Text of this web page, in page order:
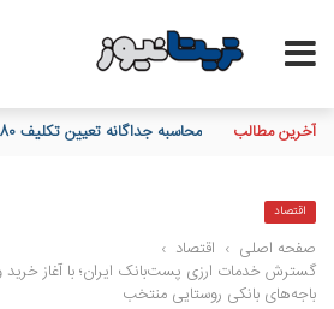
آخرین مطالب پیام مدیرعامل بانک توسعه تعاون به مناسبت 15
اقتصاد
صفحه اصلی › اقتصاد ›
گسترش خدمات ارزی پست‌بانک ایران؛ با آغاز
باجه‌های بانکی روستایی منتخب